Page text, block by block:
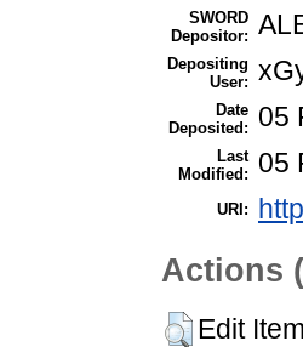
SWORD
Depositor:
Depositing
User:
Date
Deposited:
05
Last
Modified:
05
URI:
Actions
Edit Item